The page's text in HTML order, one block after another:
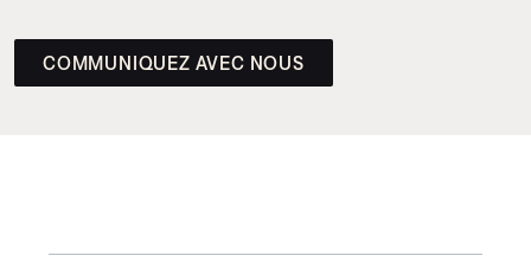
COMMUNIQUEZ AVEC NOUS